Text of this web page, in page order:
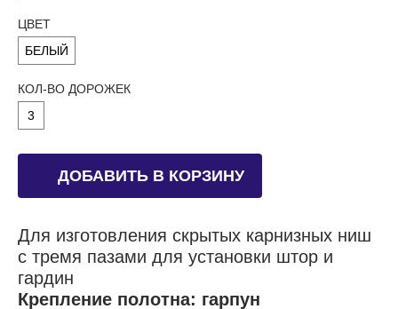
ЦВЕТ
БЕЛЫЙ
КОЛ-ВО ДОРОЖЕК
3
ДОБАВИТЬ В КОРЗИНУ
Для изготовления скрытых карнизных ниш
с тремя пазами для установки штор и
гардин
Крепление полотна: гарпун